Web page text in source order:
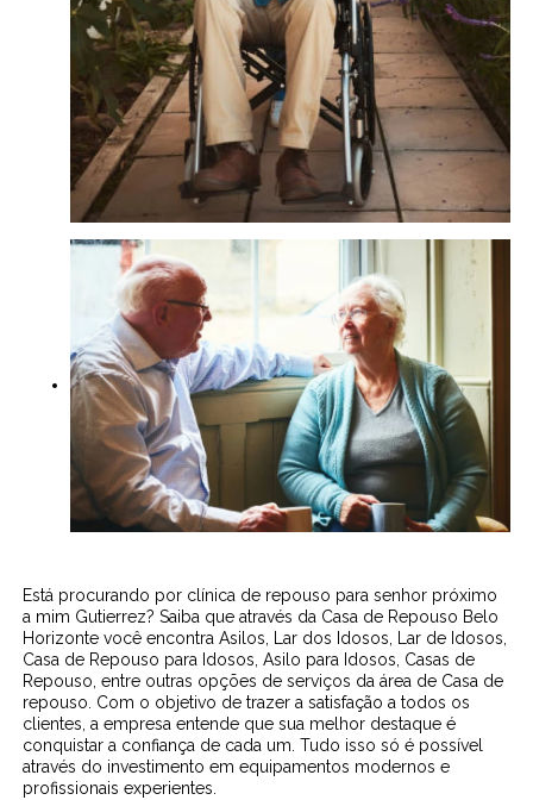
Está procurando por clínica de repouso para senhor próximo
a mim Gutierrez? Saiba que através da Casa de Repouso Belo
Horizonte você encontra Asilos, Lar dos Idosos, Lar de Idosos,
Casa de Repouso para Idosos, Asilo para Idosos, Casas de
Repouso, entre outras opções de serviços da área de Casa de
repouso. Com o objetivo de trazer a satisfação a todos os
clientes, a empresa entende que sua melhor destaque é
conquistar a confiança de cada um. Tudo isso só é possível
através do investimento em equipamentos modernos e
profissionais experientes.